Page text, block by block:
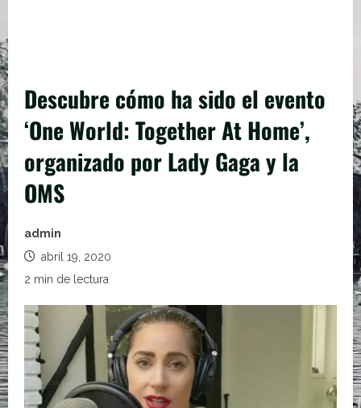
Descubre cómo ha sido el evento
‘One World: Together At Home’,
organizado por Lady Gaga y la
OMS
admin
abril 19, 2020
2 min de lectura